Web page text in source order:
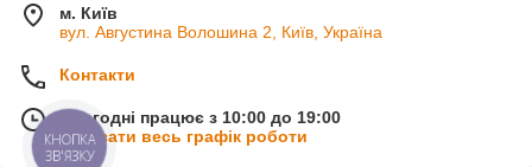
м. Київ
вул. Августина Волошина 2, Київ, Україна
Контакти
Сьогодні працює з 10:00 до 19:00
Показати весь графік роботи
КНОПКА
ЗВ'ЯЗКУ